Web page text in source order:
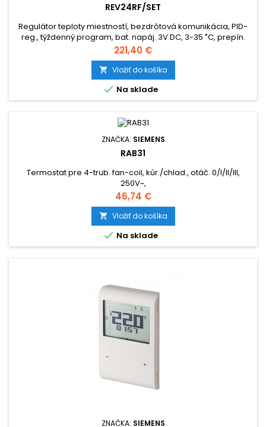
REV24RF/SET
Regulátor teploty miestností, bezdrôtová komunikácia, PID-
reg., týždenný program, bat. napáj. 3V DC, 3-35 ˚C, prepín.
kontakty 24-250 V, kont. pre telef. spínač, podsvietený displej.
Cena
221,40 €
 Vložiť do košíka
 Na sklade
ZNAČKA: SIEMENS
RAB31
Termostat pre 4-trub. fan-coil, kúr./chlad., otáč. 0/I/II/III,
250V~,
Cena
46,74 €
 Vložiť do košíka
 Na sklade
ZNAČKA: SIEMENS